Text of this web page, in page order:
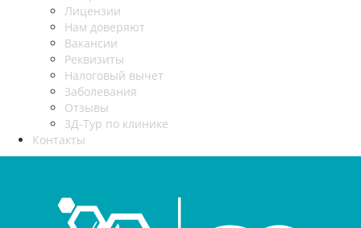
Лицензии
Нам доверяют
Вакансии
Реквизиты
Налоговый вычет
Заболевания
Отзывы
3Д-Тур по клинике
Контакты